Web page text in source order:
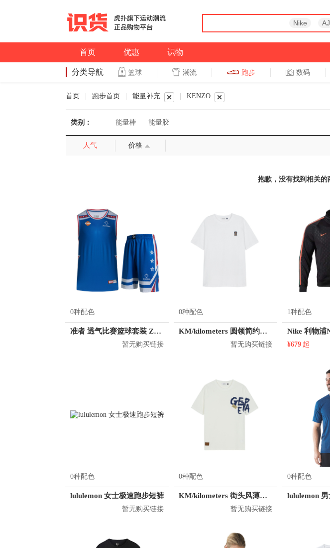
Nike AJ
首页 优惠 识物
分类导航 篮球 潮流 跑步 数码
首页 跑步首页 能量补充 KENZO
类别： 能量棒 能量胶
人气 价格
抱歉，没有找到相关的
0种配色
准者 透气比赛篮球套装 Z118210177
暂无购买链接
0种配色
KM/kilometers 圆领简约短袖T恤 M2X2108073
暂无购买链接
1种配色
¥679 起
0种配色
lululemon 女士极速跑步短裤
暂无购买链接
0种配色
KM/kilometers 街头风薄款印花短袖T恤 男女同款 M2X2108248
暂无购买链接
0种配色
lululemon